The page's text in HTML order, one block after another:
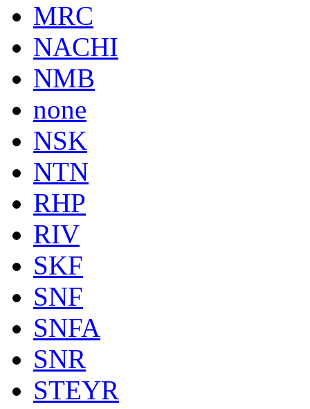
MRC
NACHI
NMB
none
NSK
NTN
RHP
RIV
SKF
SNF
SNFA
SNR
STEYR